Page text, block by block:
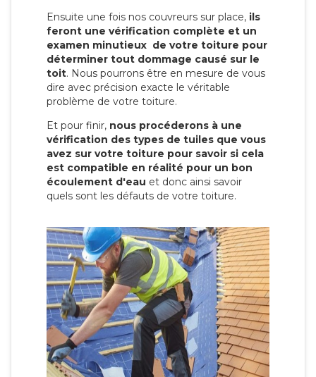
Ensuite une fois nos couvreurs sur place, ils
feront une vérification complète et un
examen minutieux de votre toiture pour
déterminer tout dommage causé sur le
toit. Nous pourrons être en mesure de vous
dire avec précision exacte le véritable
problème de votre toiture.
Et pour finir, nous procéderons à une
vérification des types de tuiles que vous
avez sur votre toiture pour savoir si cela
est compatible en réalité pour un bon
écoulement d'eau et donc ainsi savoir
quels sont les défauts de votre toiture.